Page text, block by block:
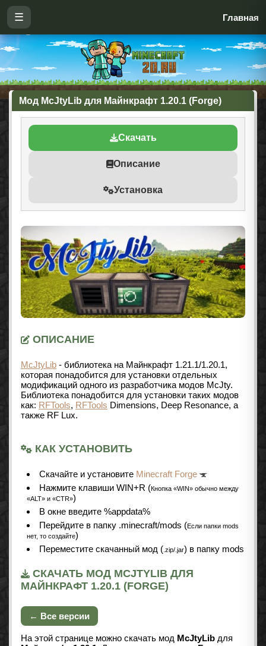
☰ Главная
Мод McJtyLib для Майнкрафт 1.20.1 (Forge)
Скачать
Описание
Установка
ОПИСАНИЕ
McJtyLib - библиотека на Майнкрафт 1.21.1/1.20.1,
которая понадобится для установки отдельных
модификаций одного из разработчика модов McJty.
Библиотека понадобится для установки таких модов
как: RFTools, RFTools Dimensions, Deep Resonance, а
также RF Lux.
КАК УСТАНОВИТЬ
Cкачайте и установите Minecraft Forge
Нажмите клавиши WIN+R (Кнопка «WIN» обычно между
«ALT» и «CTR»)
В окне введите %appdata%
Перейдите в папку .minecraft/mods (Если папки mods
нет, то создайте)
Переместите скачанный мод ( .zip/.jar) в папку mods
СКАЧАТЬ МОД MCJTYLIB ДЛЯ
МАЙНКРАФТ 1.20.1 (FORGE)
← Все версии
На этой странице можно скачать мод McJtyLib для